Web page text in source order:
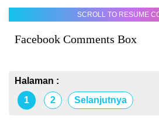
SCROLL TO RESUME
Facebook Comments Box
Halaman :
1
2 Selanjutnya